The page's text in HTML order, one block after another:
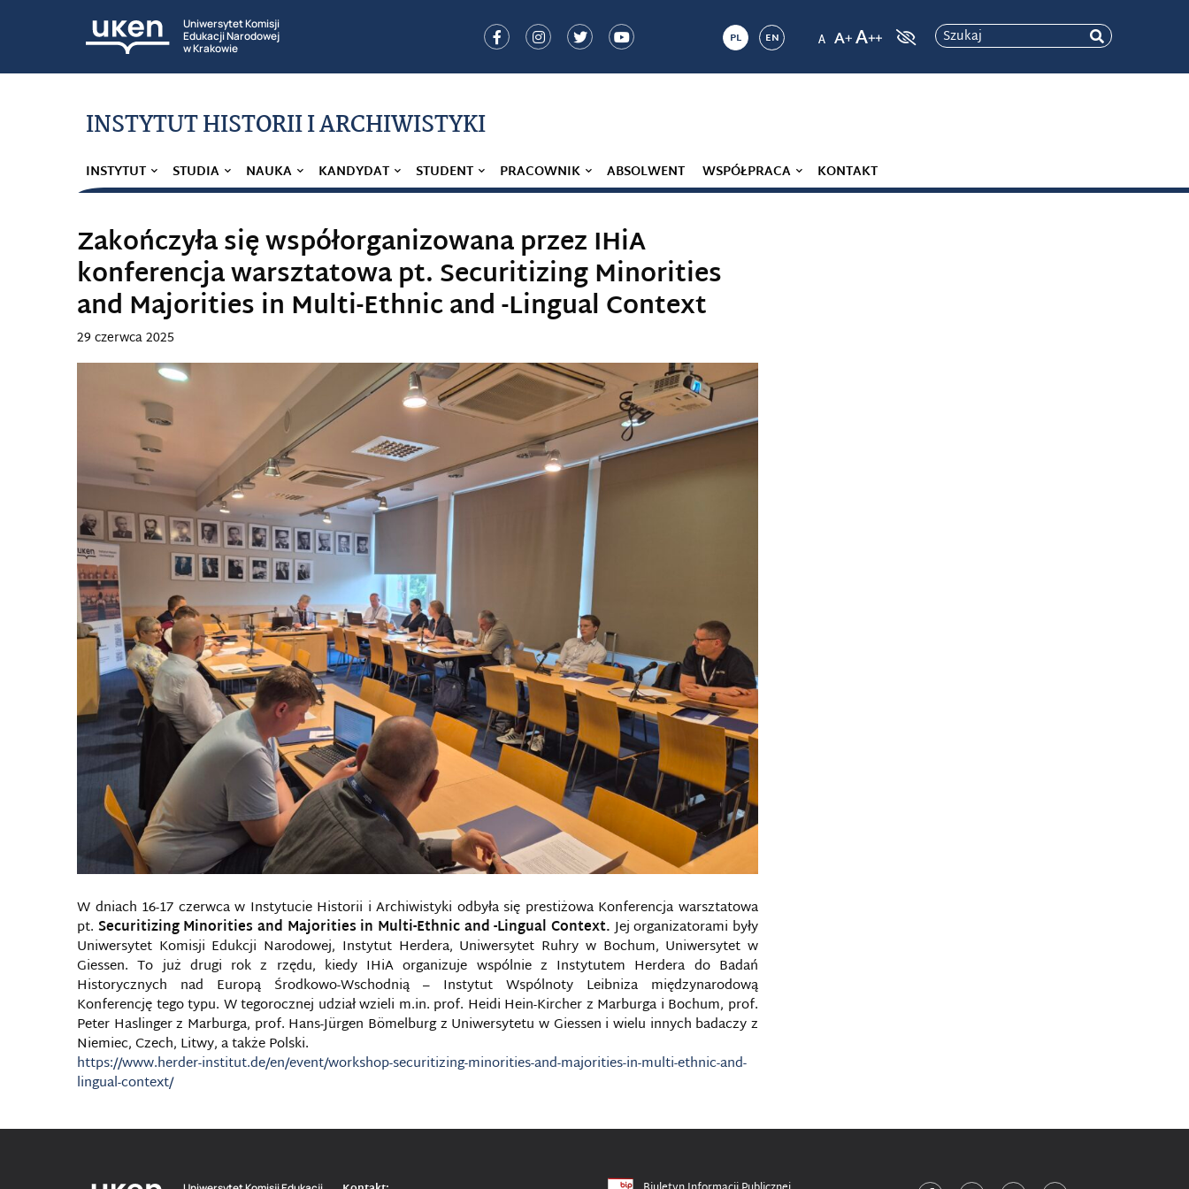
Uniwersytet Komisji
Edukacji Narodowej
w Krakowie
PL EN Szukaj
INSTYTUT HISTORII I ARCHIWISTYKI
INSTYTUT STUDIA NAUKA KANDYDAT STUDENT PRACOWNIK ABSOLWENT WSPÓŁPRACA KONTAKT
Zakończyła się współorganizowana przez IHiA
konferencja warsztatowa pt. Securitizing Minorities
and Majorities in Multi-Ethnic and -Lingual Context
29 czerwca 2025
W dniach 16-17 czerwca w Instytucie Historii i Archiwistyki odbyła się prestiżowa Konferencja warsztatowa
pt. Securitizing Minorities and Majorities in Multi-Ethnic and -Lingual Context.Jej organizatorami były
Uniwersytet Komisji Edukcji Narodowej, Instytut Herdera, Uniwersytet Ruhry w Bochum, Uniwersytet w
Giessen. To już drugi rok z rzędu, kiedy IHiA organizuje wspólnie z Instytutem Herdera do Badań
Historycznych nad Europą Środkowo-Wschodnią – Instytut Wspólnoty Leibniza międzynarodową
Konferencję tego typu. W tegorocznej udział wzieli m.in. prof. Heidi Hein-Kircher z Marburga i Bochum, prof.
Peter Haslinger z Marburga, prof. Hans-Jürgen Bömelburg z Uniwersytetu w Giessen i wielu innych badaczy z
Niemiec, Czech, Litwy, a także Polski.
https://www.herder-institut.de/en/event/workshop-securitizing-minorities-and-majorities-in-multi-ethnic-and-
lingual-context/